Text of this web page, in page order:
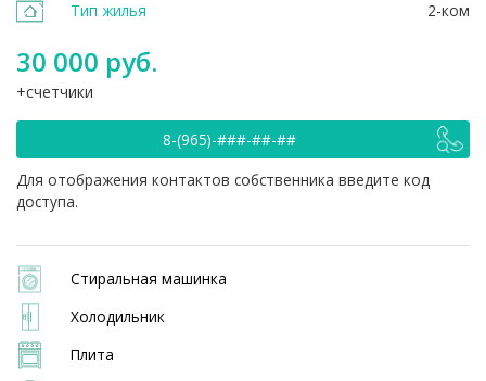
Тип жилья 2-ком
30 000 руб.
счетчики
8-(965)-###-##-##
Для отображения контактов собственника введите код
доступа.
Стиральная машинка
Холодильник
Плита